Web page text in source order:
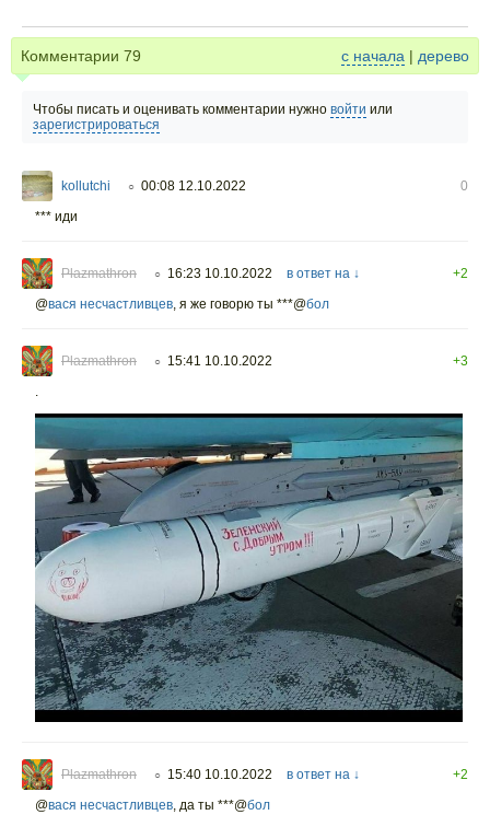
Комментарии 79 с начала | дерево
Чтобы писать и оценивать комментарии нужно войти или
зарегистрироваться
kollutchi ○ 00:08 12.10.2022
0
*** иди
Plazmathron ○ 16:23 10.10.2022 в ответ на ↓
+2
@вася несчастливцев я же говорю ты ***@бол
Plazmathron ○ 15:41 10.10.2022
+3
Plazmathron ○ 15:40 10.10.2022 в ответ на ↓
+2
@вася несчастливцев да ты ***@бол